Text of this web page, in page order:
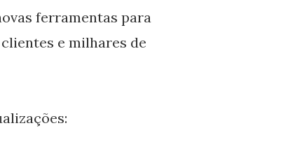
ferramentas para
e milhares de